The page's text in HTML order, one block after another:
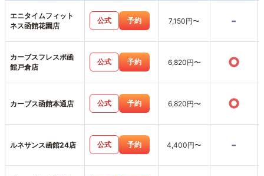
エニタイムフィット
ネス函館花園店
公式 予約 7,150円〜 -
カーブスフレスポ函
館戸倉店
公式 予約 6,820円〜 ○
カーブス函館本通店 公式 予約 6,820円〜 ○
ルネサンス函館24店 公式 予約 4,400円〜 -